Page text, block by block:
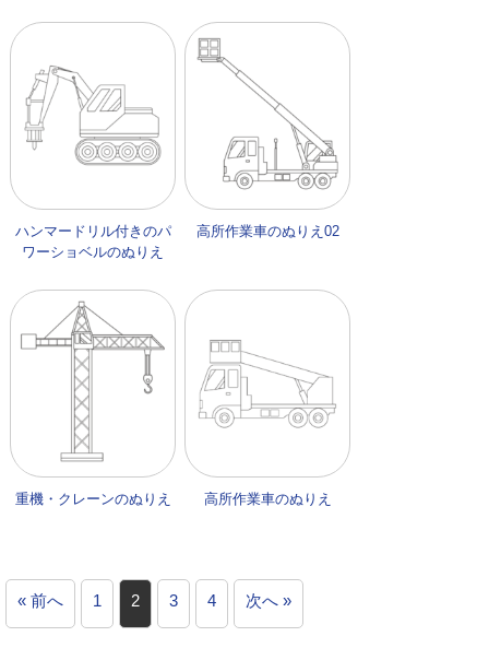
ハンマードリル付きのパ
ワーショベルのぬりえ
高所作業車のぬりえ02
重機・クレーンのぬりえ 高所作業車のぬりえ
« 前へ 1 2 3 4 次へ »